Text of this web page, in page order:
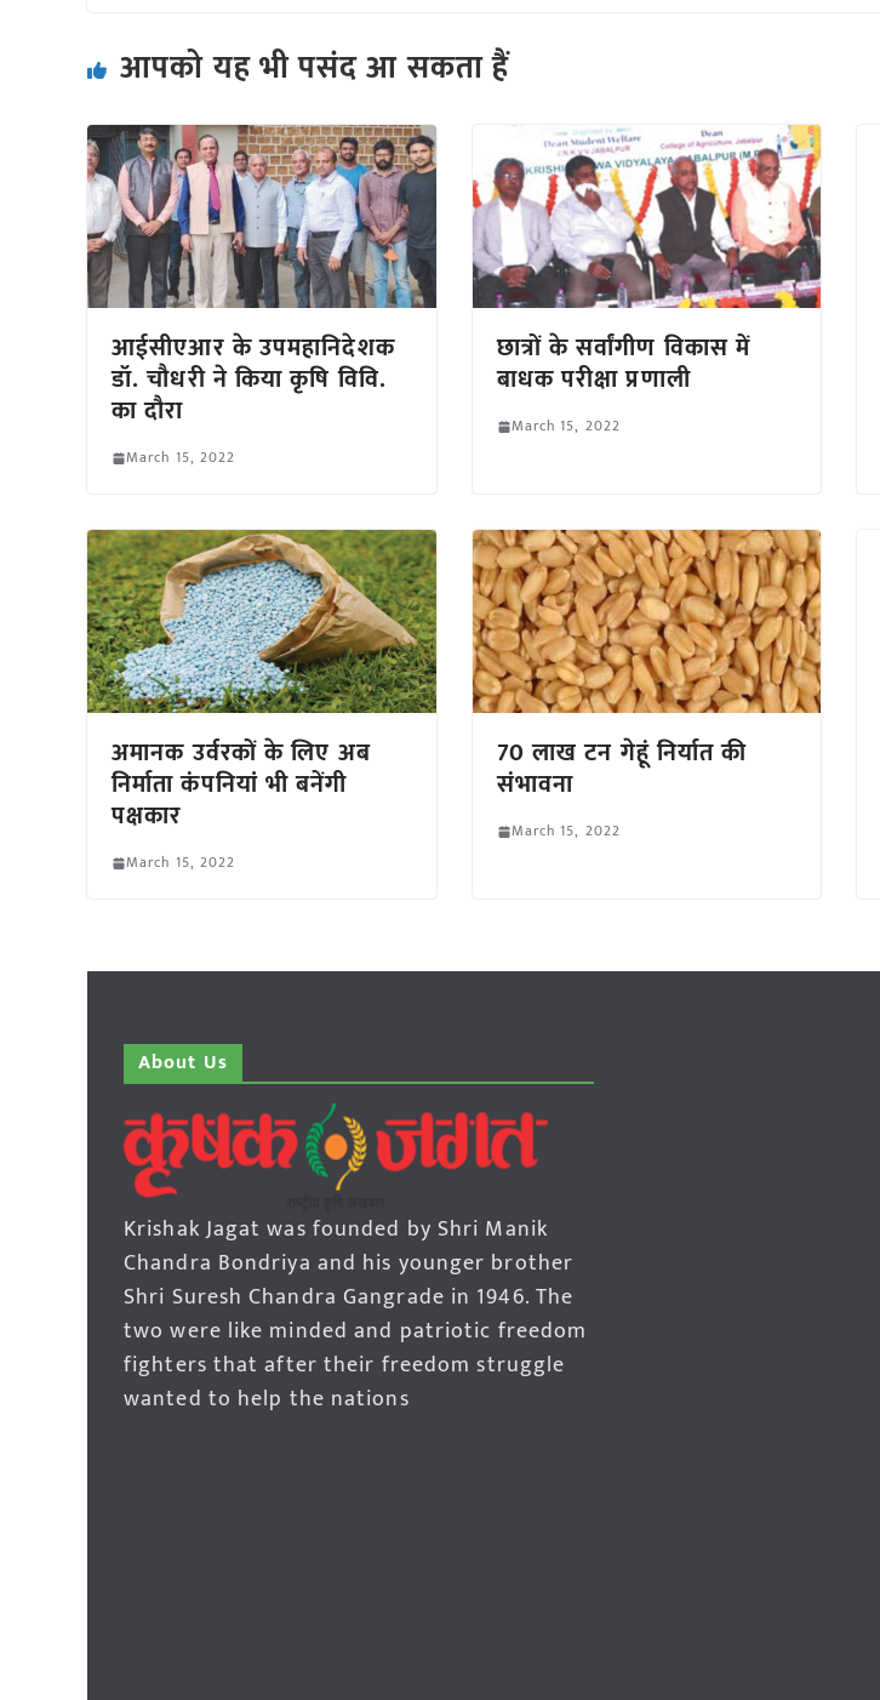
आपको यह भी पसंद आ सकता हैं
आईसीएआर के उपमहानिदेशक
डॉ. चौधरी ने किया कृषि विवि.
का दौरा
March 15, 2022
छात्रों के सर्वांगीण विकास में
बाधक परीक्षा प्रणाली
March 15, 2022
अमानक उर्वरकों के लिए अब
निर्माता कंपनियां भी बनेंगी
पक्षकार
March 15, 2022
70 लाख टन गेहूं निर्यात की
संभावना
March 15, 2022
About Us
Krishak Jagat was founded by Shri Manik
Chandra Bondriya and his younger brother
Shri Suresh Chandra Gangrade in 1946. The
two were like minded and patriotic freedom
fighters that after their freedom struggle
wanted to help the nations